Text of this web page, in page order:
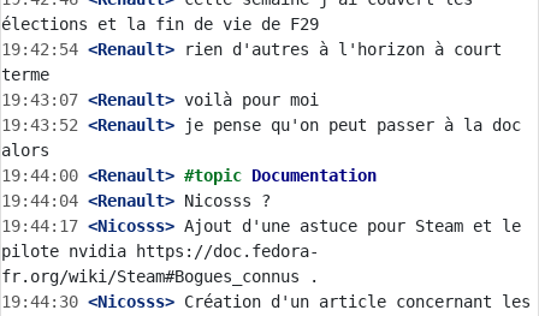
19:42:54 <Renault> rien d'autres à l'horizon à court
19:43:07 <Renault>
19:43:52 <Renault> je pense qu'on peut passer à la doc
19:44:00 <Renault> #topic Documentation
19:44:04 <Renault>
19:44:17 <Nicosss> Ajout d'une astuce pour Steam et le
pilote nvidia https://doc.fedora-
19:44:30 <Nicosss> Création d'un article concernant les